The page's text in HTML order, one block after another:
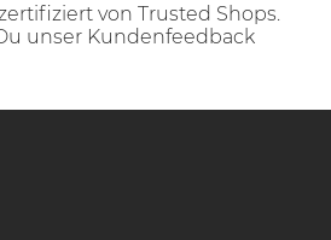
von Trusted Shops.
unser Kundenfeedback